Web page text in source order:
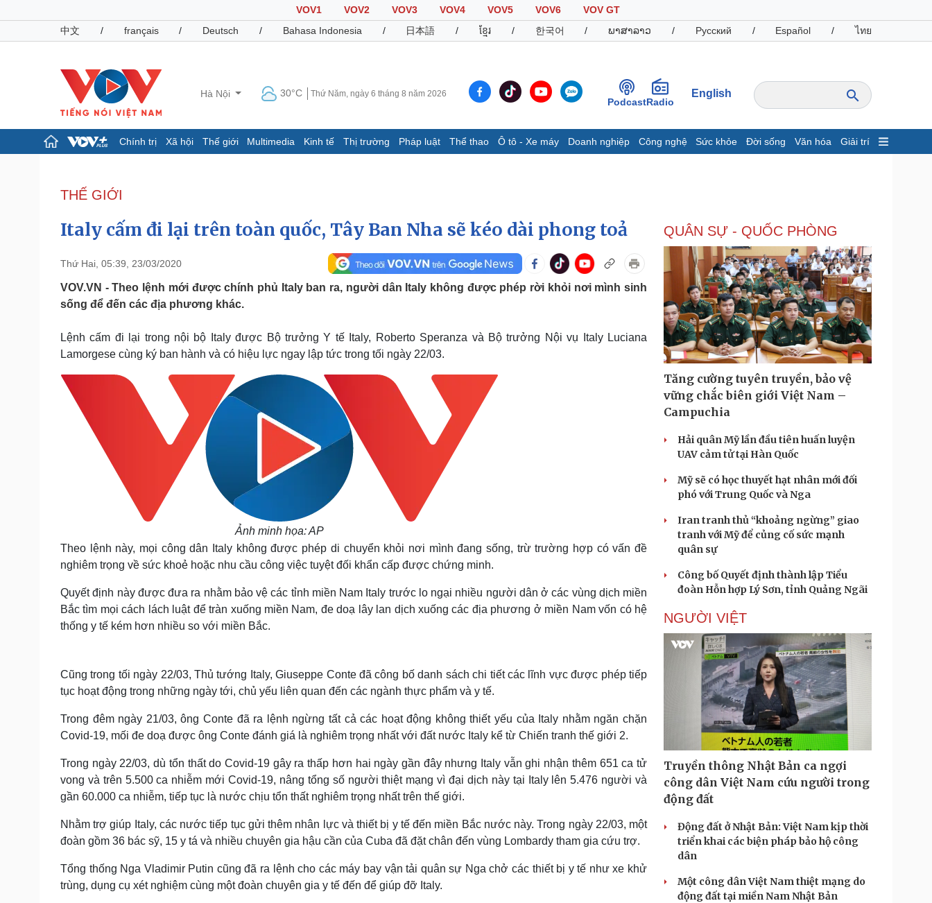
VOV1 VOV2 VOV3 VOV4 VOV5 VOV6
VOV GT
中文
/ français / Deutsch / Bahasa Indonesia / 日本語 / ខ្មែរ / 한국어 / ພາສາລາວ / Русский / Español / ไทย
Hà Nội 30°C Thứ Năm, ngày 6 tháng 8 năm 2026
PodcastRadio
English
Chính trị Xã hội Thế giới Multimedia Kinh tế Thị trường Pháp luật Thể thao Ô tô - Xe máy Doanh nghiệp Công nghệ Sức khỏe Đời sống Văn hóa Giải trí
Đảng
Tổ chức nhân sự
Nhận diện sự thật
Dấu ấn VOV
Infographic
Chứng khoán
Giá cà phê
Pháp luật
Vụ án
Tư vấn luật
Quân sự - Quốc phòng
Vũ khí
Phân tích
Thể thao
Thế giới thể thao
Hậu trường
Ô tô - Xe máy
Tư vấn
Doanh nghiệp
Thông tin doanh nghiệp
Doanh nghiệp 24h
Doanh nhân
Vì cộng đồng
Công nghệ
Sành điệu
Tin Công nghệ
Trải nghiệm
Chuyển đổi số
Sức khỏe
Dinh dưỡng - món ngon
Cây thuốc
Sản phụ khoa
Nhi khoa
Nam khoa
Làm đẹp - giảm cân
Phòng mạch online
Ăn sạch sống khỏe
Đời sống
Nhà đẹp
Blog
Tình yêu - Gia đình
Sân khấu - Điện ảnh
Văn học
Âm nhạc
Di sản
Giải trí
Nghệ sĩ
Podcast
Câu chuyện thời sự
Cửa sổ tình yêu
Kể chuyện cho bé
Hạt giống tâm hồn
THẾ GIỚI
Italy cấm đi lại trên toàn quốc, Tây Ban Nha sẽ kéo dài phong toả
Thứ Hai, 05:39, 23/03/2020
VOV.VN - Theo lệnh mới được chính phủ Italy ban ra, người dân Italy không được phép rời khỏi nơi mình sinh
sống để đến các địa phương khác.
Lệnh cấm đi lại trong nội bộ Italy được Bộ trưởng Y tế Italy, Roberto Speranza và Bộ trưởng Nội vụ Italy Luciana
Lamorgese cùng ký ban hành và có hiệu lực ngay lập tức trong tối ngày 22/03.
Ảnh minh họa: AP
Theo lệnh này, mọi công dân Italy không được phép di chuyển khỏi nơi mình đang sống, trừ trường hợp có vấn đề
nghiêm trọng về sức khoẻ hoặc nhu cầu công việc tuyệt đối khẩn cấp được chứng minh.
Quyết định này được đưa ra nhằm bảo vệ các tỉnh miền Nam Italy trước lo ngại nhiều người dân ở các vùng dịch miền
Bắc tìm mọi cách lách luật để tràn xuống miền Nam, đe doạ lây lan dịch xuống các địa phương ở miền Nam vốn có hệ
thống y tế kém hơn nhiều so với miền Bắc.
Cũng trong tối ngày 22/03, Thủ tướng Italy, Giuseppe Conte đã công bố danh sách chi tiết các lĩnh vực được phép tiếp
tục hoạt động trong những ngày tới, chủ yếu liên quan đến các ngành thực phẩm và y tế.
Trong đêm ngày 21/03, ông Conte đã ra lệnh ngừng tất cả các hoạt động không thiết yếu của Italy nhằm ngăn chặn
Covid-19, mối đe doạ được ông Conte đánh giá là nghiêm trọng nhất với đất nước Italy kể từ Chiến tranh thế giới 2.
Trong ngày 22/03, dù tổn thất do Covid-19 gây ra thấp hơn hai ngày gần đây nhưng Italy vẫn ghi nhận thêm 651 ca tử
vong và trên 5.500 ca nhiễm mới Covid-19, nâng tổng số người thiệt mạng vì đại dịch này tại Italy lên 5.476 người và
gần 60.000 ca nhiễm, tiếp tục là nước chịu tổn thất nghiêm trọng nhất trên thế giới.
Nhằm trợ giúp Italy, các nước tiếp tục gửi thêm nhân lực và thiết bị y tế đến miền Bắc nước này. Trong ngày 22/03, một
đoàn gồm 36 bác sỹ, 15 y tá và nhiều chuyên gia hậu cần của Cuba đã đặt chân đến vùng Lombardy tham gia cứu trợ.
Tổng thống Nga Vladimir Putin cũng đã ra lệnh cho các máy bay vận tải quân sự Nga chở các thiết bị y tế như xe khử
trùng, dụng cụ xét nghiệm cùng một đoàn chuyên gia y tế đến để giúp đỡ Italy.
QUÂN SỰ - QUỐC PHÒNG
Tăng cường tuyên truyền, bảo vệ
vững chắc biên giới Việt Nam –
Campuchia
Hải quân Mỹ lần đầu tiên huấn luyện
UAV cảm tử tại Hàn Quốc
Mỹ sẽ có học thuyết hạt nhân mới đối
phó với Trung Quốc và Nga
Iran tranh thủ “khoảng ngừng” giao
tranh với Mỹ để củng cố sức mạnh
quân sự
Công bố Quyết định thành lập Tiểu
đoàn Hỗn hợp Lý Sơn, tỉnh Quảng Ngãi
NGƯỜI VIỆT
Truyền thông Nhật Bản ca ngợi
công dân Việt Nam cứu người trong
động đất
Động đất ở Nhật Bản: Việt Nam kịp thời
triển khai các biện pháp bảo hộ công
dân
Một công dân Việt Nam thiệt mạng do
động đất tại miền Nam Nhật Bản